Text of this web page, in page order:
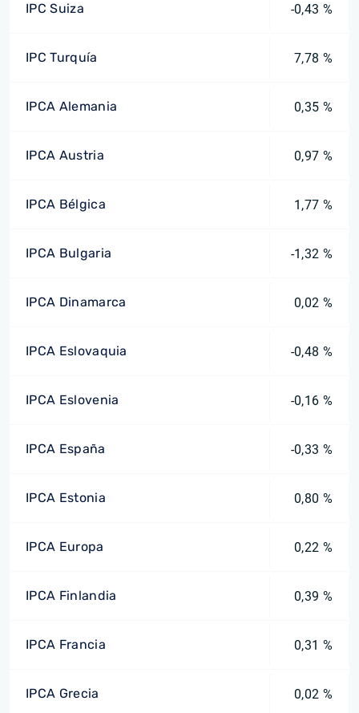
IPC Suiza -0,43 %
IPC Turquía 7,78 %
IPCA Alemania 0,35 %
IPCA Austria 0,97 %
IPCA Bélgica 1,77 %
IPCA Bulgaria -1,32 %
IPCA Dinamarca 0,02 %
IPCA Eslovaquia -0,48 %
IPCA Eslovenia -0,16 %
IPCA España -0,33 %
IPCA Estonia 0,80 %
IPCA Europa 0,22 %
IPCA Finlandia 0,39 %
IPCA Francia 0,31 %
IPCA Grecia 0,02 %